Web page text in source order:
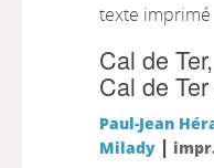
texte imprimé
Cal de
Cal de
Paul-Jean
Milady|